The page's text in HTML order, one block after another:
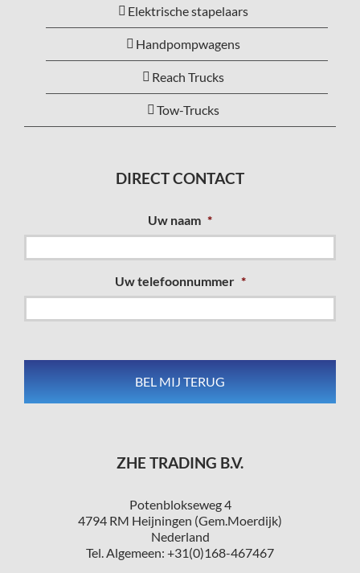
Elektrische stapelaars
Handpompwagens
Reach Trucks
Tow-Trucks
DIRECT CONTACT
Uw naam *
Uw telefoonnummer *
ZHE TRADING B.V.
Potenblokseweg 4
4794 RM Heijningen (Gem.Moerdijk)
Nederland
Tel. Algemeen: +31(0)168-467467